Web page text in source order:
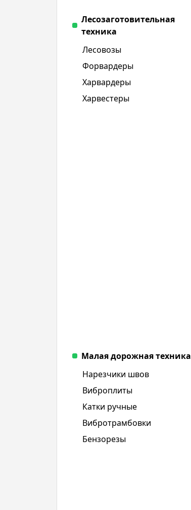
Лесозаготовительная
техника
Лесовозы
Форвардеры
Харвардеры
Харвестеры
Малая дорожная техника
Нарезчики швов
Виброплиты
Катки ручные
Вибротрамбовки
Бензорезы